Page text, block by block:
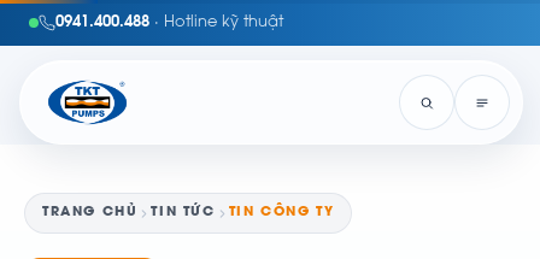
0941.400.488 · Hotline kỹ thuật
TRANG CHỦ TIN TỨC TIN CÔNG TY